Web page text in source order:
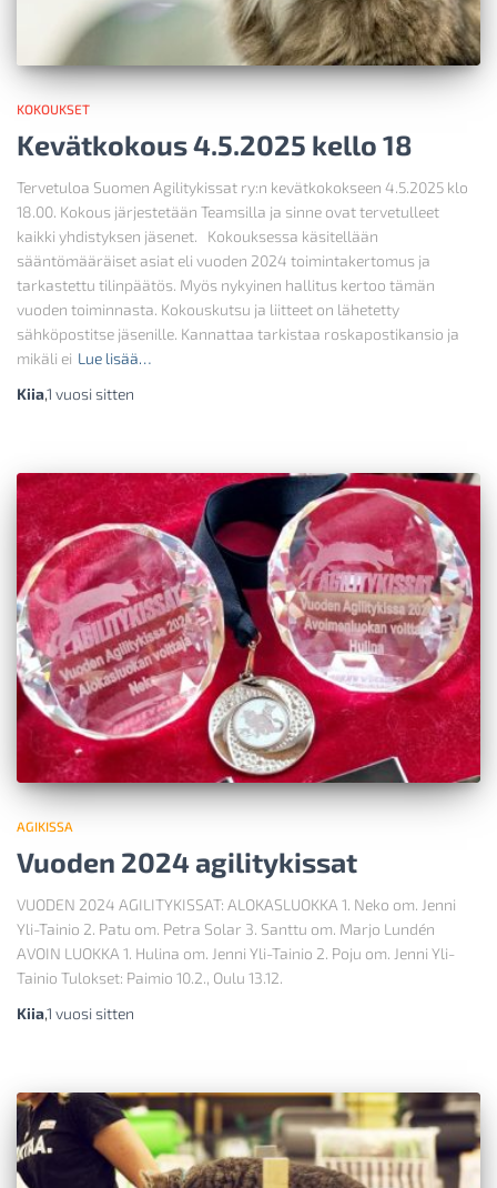
KOKOUKSET
Kevätkokous 4.5.2025 kello 18
Tervetuloa Suomen Agilitykissat ry:n kevätkokokseen 4.5.2025 klo
18.00. Kokous järjestetään Teamsilla ja sinne ovat tervetulleet
kaikki yhdistyksen jäsenet. Kokouksessa käsitellään
sääntömääräiset asiat eli vuoden 2024 toimintakertomus ja
tarkastettu tilinpäätös. Myös nykyinen hallitus kertoo tämän
vuoden toiminnasta. Kokouskutsu ja liitteet on lähetetty
sähköpostitse jäsenille. Kannattaa tarkistaa roskapostikansio ja
mikäli ei Lue lisää…
Kiia,1 vuosi sitten
AGIKISSA
Vuoden 2024 agilitykissat
VUODEN 2024 AGILITYKISSAT: ALOKASLUOKKA 1. Neko om. Jenni
Yli-Tainio 2. Patu om. Petra Solar 3. Santtu om. Marjo Lundén
AVOIN LUOKKA 1. Hulina om. Jenni Yli-Tainio 2. Poju om. Jenni Yli-
Tainio Tulokset: Paimio 10.2., Oulu 13.12.
Kiia,1 vuosi sitten